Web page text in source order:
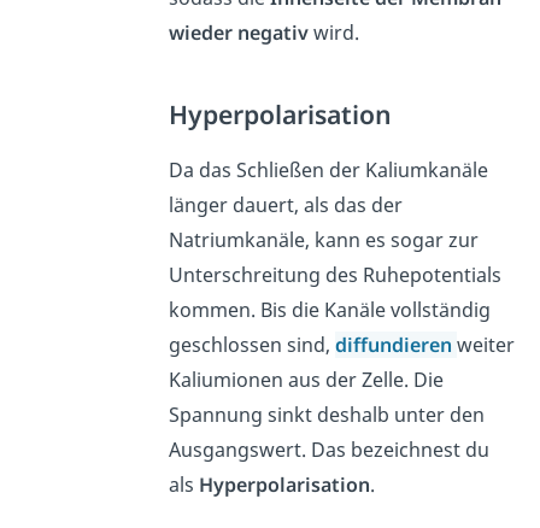
wieder negativwird.
Hyperpolarisation
Da das Schließen der Kaliumkanäle
länger dauert, als das der
Natriumkanäle, kann es sogar zur
Unterschreitung des Ruhepotentials
kommen. Bis die Kanäle vollständig
geschlossen sind, diffundieren weiter
Kaliumionen aus der Zelle. Die
Spannung sinkt deshalb unter den
Ausgangswert. Das bezeichnest du
als Hyperpolarisation.